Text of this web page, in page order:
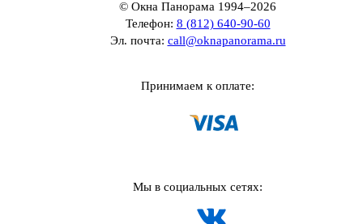
© Окна Панорама 1994–2026
Телефон: 8 (812) 640-90-60
Эл. почта: call@oknapanorama.ru
Принимаем к оплате:
Мы в социальных сетях: